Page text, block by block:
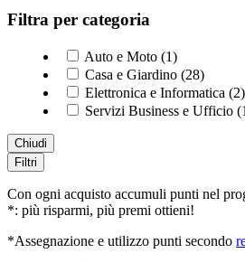
Filtra per categoria
Auto e Moto (1)
Casa e Giardino (28)
Elettronica e Informatica (2)
Servizi Business e Ufficio
Chiudi
Filtri
Con ogni acquisto accumuli punti nel
*: più risparmi, più premi ottieni!
*Assegnazione e utilizzo punti secondo